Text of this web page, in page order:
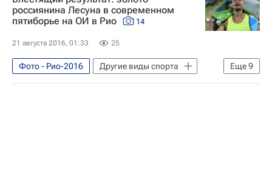
Сборная России - Рио-2016
Летние Олимпийские игры 2016
Россия на Олимпиаде 2016
Сборная России по художественной гимнастике
россиянина Лесуна в современном
пятиборье на ОИ в Рио
14
21 августа 2016, 01:33 25
Еще9
Фото - Рио-2016
Другие виды спорта
Фото
Олимпийские игры
Спорт